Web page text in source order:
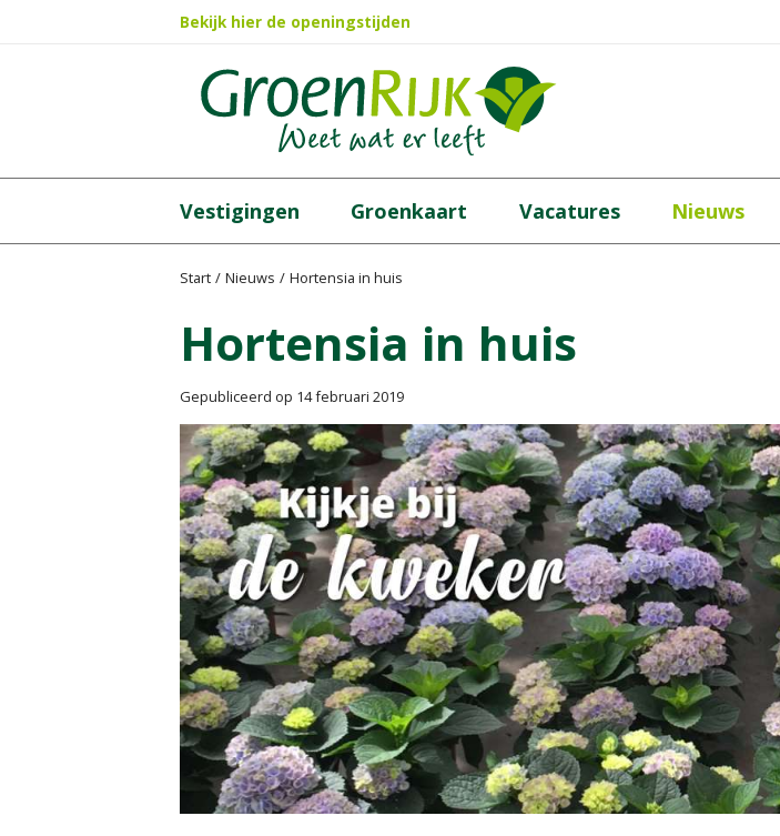
Start Nieuws Hortensia in huis
Bekijk hier de openingstijden
Vestigingen Groenkaart Vacatures Nieuws
Hortensia in huis
Gepubliceerd op 14 februari 2019